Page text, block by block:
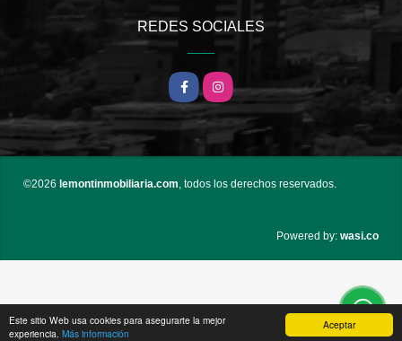
Aceptar
Este sitio Web usa cookies para asegurarte la mejor
experiencia. Más información
REDES SOCIALES
Facebook
Instagram
©2026 lemontinmobiliaria.com, todos los derechos reservados.
Powered by: wasi.co